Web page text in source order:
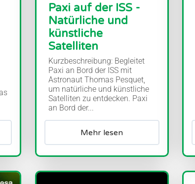
Paxi auf der ISS -
Natürliche und
künstliche
Satelliten
Kurzbeschreibung: Begleitet
Paxi an Bord der ISS mit
Astronaut Thomas Pesquet,
um natürliche und künstliche
Satelliten zu entdecken. Paxi
an Bord der...
Mehr lesen